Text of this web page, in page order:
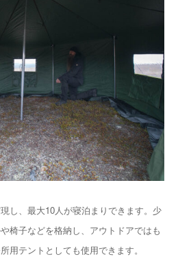
し、最大10人が寝泊まりできます。少
椅子などを格納し、アウトドアではも
用テントとしても使用できます。